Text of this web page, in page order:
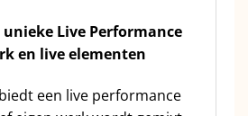
unieke Live Performance
en live elementen
een live performance